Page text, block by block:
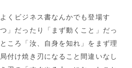
くビジネス書なんかでも登場す
」だったり「まず動くこと」だっ
ころ「汝、自身を知れ」をまず理
付け焼き刃になること間違いなし